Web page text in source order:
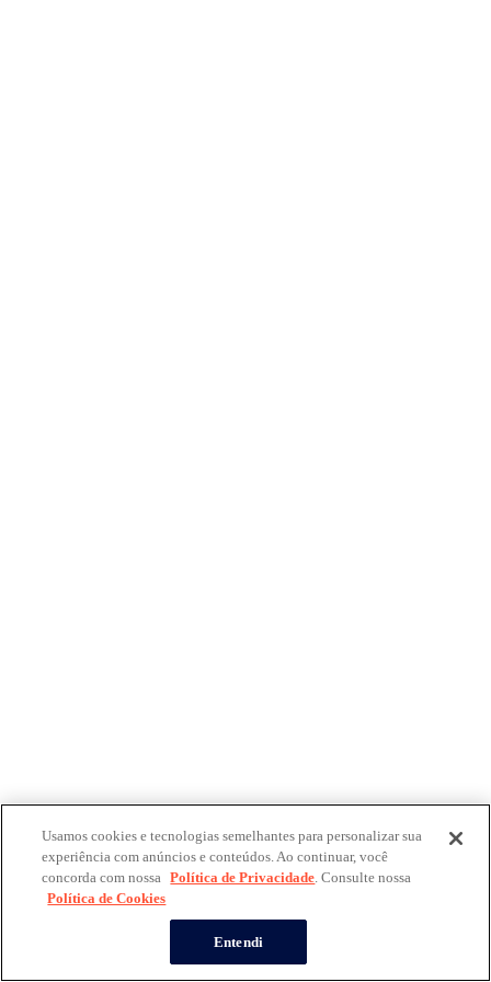
Usamos cookies e tecnologias semelhantes para personalizar sua
experiência com anúncios e conteúdos. Ao continuar, você
concorda com nossa Política de Privacidade. Consulte nossa
Política de Cookies
Entendi